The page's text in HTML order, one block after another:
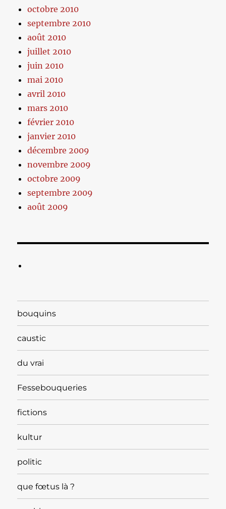
octobre 2010
septembre 2010
août 2010
juillet 2010
juin 2010
mai 2010
avril 2010
mars 2010
février 2010
janvier 2010
décembre 2009
novembre 2009
octobre 2009
septembre 2009
août 2009
bouquins
caustic
du vrai
Fessebouqueries
fictions
kultur
politic
que fœtus là ?